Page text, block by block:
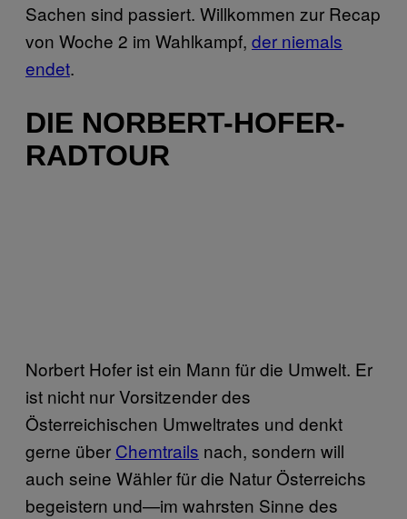
Sachen sind passiert. Willkommen zur Recap
von Woche 2 im Wahlkampf, der niemals
endet.
DIE NORBERT-HOFER-
RADTOUR
Norbert Hofer ist ein Mann für die Umwelt. Er
ist nicht nur Vorsitzender des
Österreichischen Umweltrates und denkt
gerne über Chemtrails nach, sondern will
auch seine Wähler für die Natur Österreichs
begeistern und—im wahrsten Sinne des